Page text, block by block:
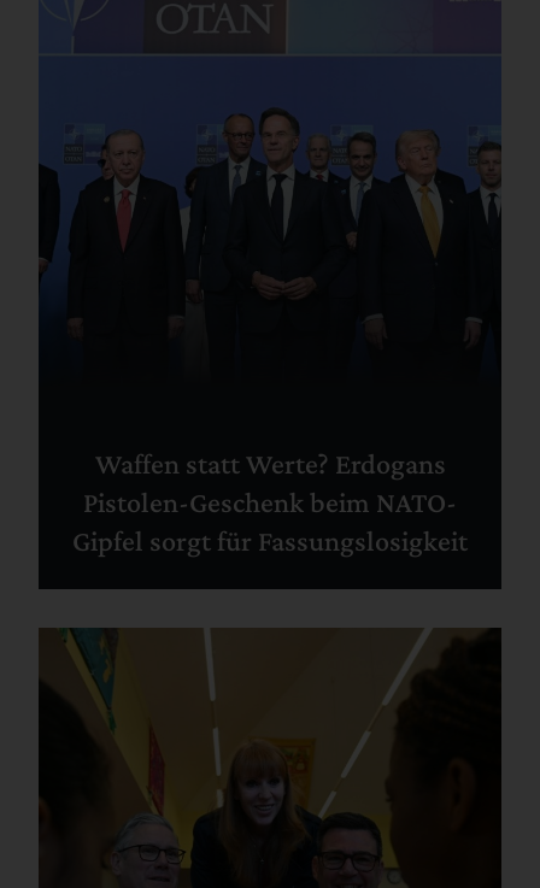
Waffen statt Werte? Erdogans
Pistolen-Geschenk beim NATO-
Gipfel sorgt für Fassungslosigkeit